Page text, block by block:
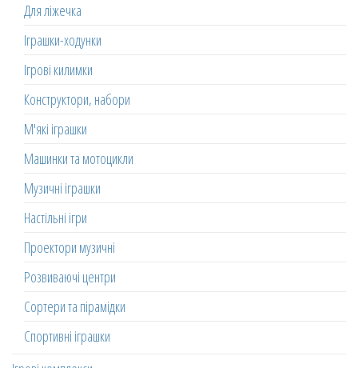
Для ліжечка
Іграшки-ходунки
Ігрові килимки
Конструктори, набори
М'які іграшки
Машинки та мотоцикли
Музичні іграшки
Настільні ігри
Проектори музичні
Розвиваючі центри
Сортери та пірамідки
Спортивні іграшки